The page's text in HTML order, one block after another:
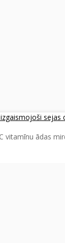
sejas
vitamīnu ādas